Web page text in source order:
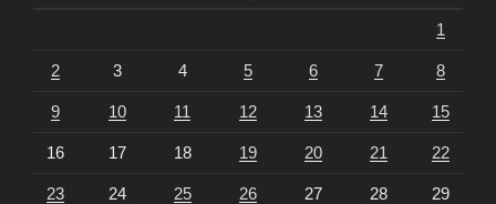
1
2 3 4 5 6 7 8
9 10 11 12 13 14 15
16 17 18 19 20 21 22
23 24 25 26 27 28 29